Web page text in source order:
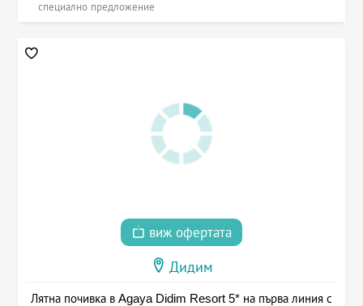
специално предложение
виж офертата
Дидим
Лятна почивка в Agaya Didim Resort 5* на първа линия с